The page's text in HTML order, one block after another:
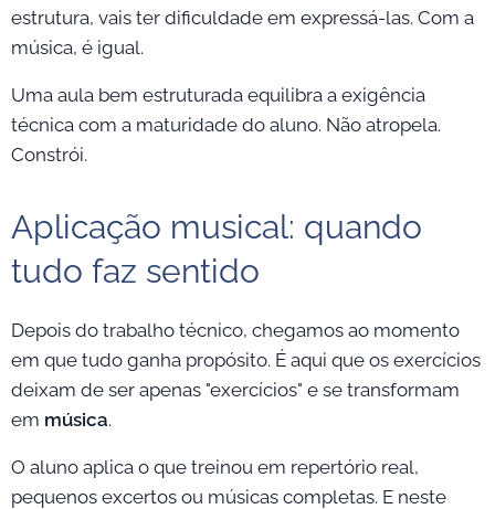
estrutura, vais ter dificuldade em expressá-las. Com a
música, é igual.
Uma aula bem estruturada equilibra a exigência
técnica com a maturidade do aluno. Não atropela.
Constrói.
Aplicação musical: quando
tudo faz sentido
Depois do trabalho técnico, chegamos ao momento
em que tudo ganha propósito. É aqui que os exercícios
deixam de ser apenas "exercícios" e se transformam
em música.
O aluno aplica o que treinou em repertório real,
pequenos excertos ou músicas completas. E neste